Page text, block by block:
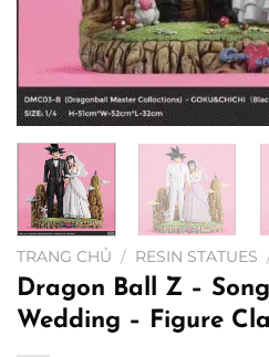
TRANG CHỦ / RESIN STATUES
Dragon Ball Z –
Wedding – Figure